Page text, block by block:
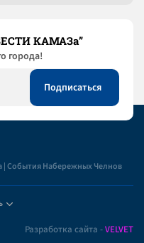
КАМАЗа”
города!
| События Набережных Челнов
Разработка сайта -VELVET